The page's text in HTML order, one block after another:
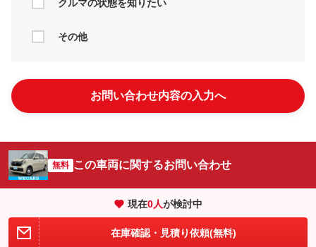
クルマの状態を知りたい
その他
お問い合わせ内容の入力へ
無料 この車両に関するお問い合わせ
現在0人が検討中
在庫確認・見積り依頼(無料)